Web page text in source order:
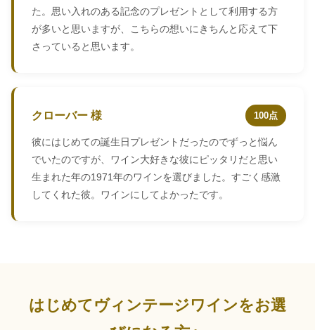
た。思い入れのある記念のプレゼントとして利用する方
が多いと思いますが、こちらの想いにきちんと応えて下
さっていると思います。
クローバー 様 100点
彼にはじめての誕生日プレゼントだったのでずっと悩ん
でいたのですが、ワイン大好きな彼にピッタリだと思い
生まれた年の1971年のワインを選びました。すごく感激
してくれた彼。ワインにしてよかったです。
はじめてヴィンテージワインをお選